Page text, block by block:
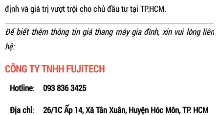
định và giá trị vượt trội cho chủ đầu tư tại TP.HCM.
Để biết thêm thông tin giá thang máy gia đình, xin vui lòng liên
hệ:
CÔNG TY TNHH FUJITECH
Hotline:
093 836 3425
Địa chỉ: 26/1C Ấp 14, Xã Tân Xuân, Huyện Hóc Môn, TP. HCM